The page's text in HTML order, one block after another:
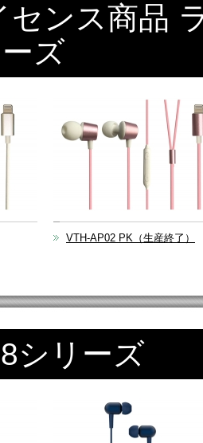
センス商品
ズ
VTH-AP02 PK（生産終了）
シリーズ